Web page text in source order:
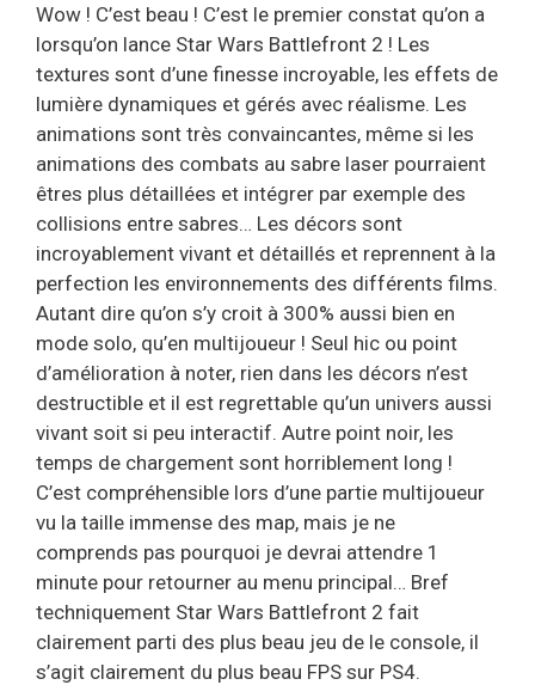
Wow ! C’est beau ! C’est le premier constat qu’on a
lorsqu’on lance Star Wars Battlefront 2 ! Les
textures sont d’une finesse incroyable, les effets de
lumière dynamiques et gérés avec réalisme. Les
animations sont très convaincantes, même si les
animations des combats au sabre laser pourraient
êtres plus détaillées et intégrer par exemple des
collisions entre sabres… Les décors sont
incroyablement vivant et détaillés et reprennent à la
perfection les environnements des différents films.
Autant dire qu’on s’y croit à 300% aussi bien en
mode solo, qu’en multijoueur ! Seul hic ou point
d’amélioration à noter, rien dans les décors n’est
destructible et il est regrettable qu’un univers aussi
vivant soit si peu interactif. Autre point noir, les
temps de chargement sont horriblement long !
C’est compréhensible lors d’une partie multijoueur
vu la taille immense des map, mais je ne
comprends pas pourquoi je devrai attendre 1
minute pour retourner au menu principal… Bref
techniquement Star Wars Battlefront 2 fait
clairement parti des plus beau jeu de le console, il
s’agit clairement du plus beau FPS sur PS4.